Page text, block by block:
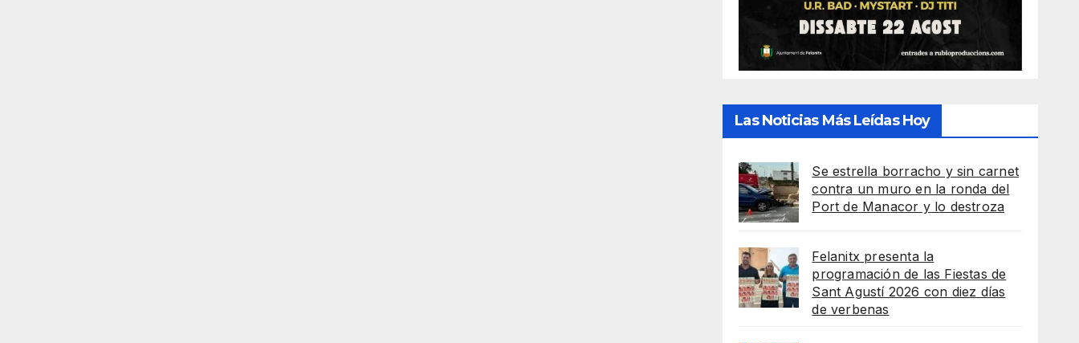
Las Noticias Más Leídas Hoy
Se estrella borracho y sin carnet
contra un muro en la ronda del
Port de Manacor y lo destroza
Felanitx presenta la
programación de las Fiestas de
Sant Agustí 2026 con diez días
de verbenas